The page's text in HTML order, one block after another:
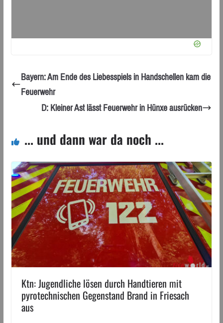
Bayern: Am Ende des Liebesspiels in Handschellen kam die
Feuerwehr
D: Kleiner Ast lässt Feuerwehr in Hünxe ausrücken
... und dann war da noch ...
Ktn: Jugendliche lösen durch Handtieren mit
pyrotechnischen Gegenstand Brand in Friesach
aus